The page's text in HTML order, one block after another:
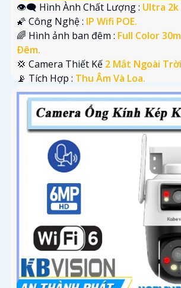
👁️‍🗨 Hình Ành Chất Lượng : Ultra 2k
🌠 Công Nghệ : IP Wifi POE.
🌈 Hình ảnh ban đêm : Full Color
Ðêm.
💢 Camera Thiết Kế 2 Mắt Ngoài
️📡 Tích Hợp : Thu Âm Và Loa.